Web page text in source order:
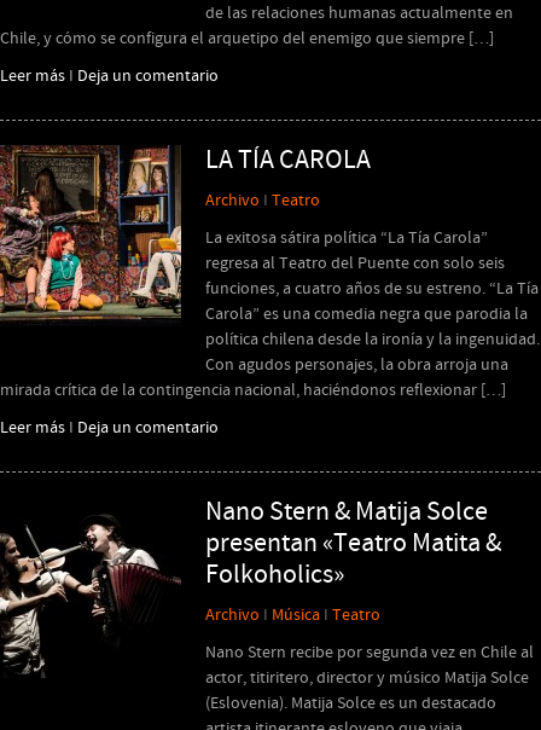
de las relaciones humanas actualmente en
Chile, y cómo se configura el arquetipo del enemigo que siempre […]
Leer más I Deja un comentario
LA TÍA CAROLA
Archivo I Teatro
La exitosa sátira política “La Tía Carola”
regresa al Teatro del Puente con solo seis
funciones, a cuatro años de su estreno. “La Tía
Carola” es una comedia negra que parodia la
política chilena desde la ironía y la ingenuidad.
Con agudos personajes, la obra arroja una
mirada crítica de la contingencia nacional, haciéndonos reflexionar […]
Leer más I Deja un comentario
Nano Stern & Matija Solce
presentan «Teatro Matita &
Folkoholics»
Archivo I Música I Teatro
Nano Stern recibe por segunda vez en Chile al
actor, titiritero, director y músico Matija Solce
(Eslovenia). Matija Solce es un destacado